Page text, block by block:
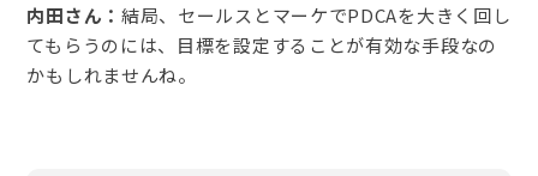
内田さん： 結局、セールスとマーケでPDCAを大きく回し
てもらうのには、目標を設定することが有効な手段なの
かもしれませんね。